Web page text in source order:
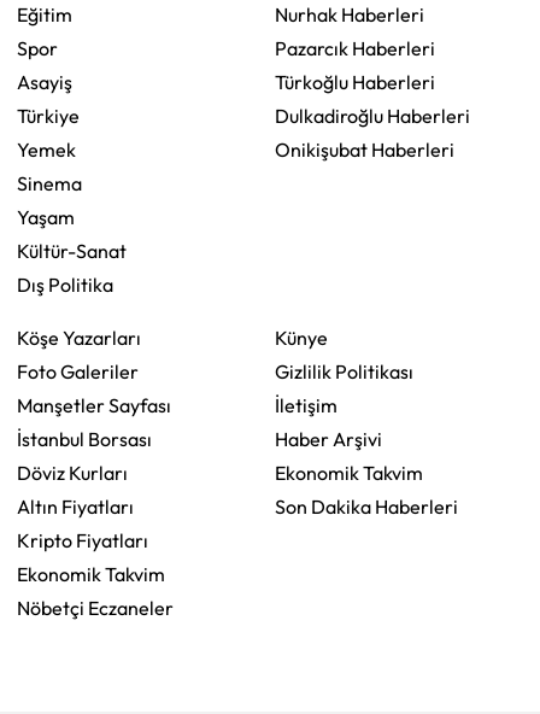
Eğitim
Spor
Asayiş
Türkiye
Yemek
Sinema
Yaşam
Kültür-Sanat
Dış Politika
Nurhak Haberleri
Pazarcık Haberleri
Türkoğlu Haberleri
Dulkadiroğlu Haberleri
Onikişubat Haberleri
Köşe Yazarları
Foto Galeriler
Manşetler Sayfası
İstanbul Borsası
Döviz Kurları
Altın Fiyatları
Kripto Fiyatları
Ekonomik Takvim
Nöbetçi Eczaneler
Künye
Gizlilik Politikası
İletişim
Haber Arşivi
Ekonomik Takvim
Son Dakika Haberleri